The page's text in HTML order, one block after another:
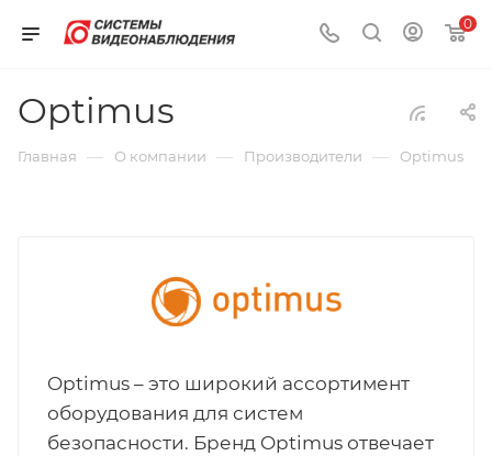
0
Optimus
Главная — О компании — Производители — Optimus
Optimus – это широкий ассортимент
оборудования для систем
безопасности. Бренд Optimus отвечает